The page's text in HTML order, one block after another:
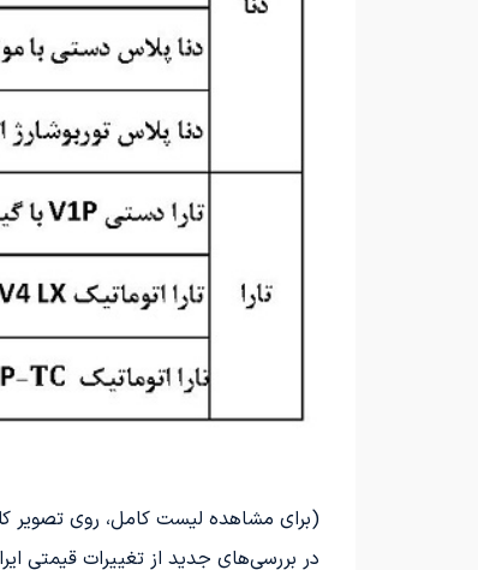
(برای مشاهده لیست کامل، روی تصویر
در بررسی‌های جدید از تغییرات قیمتی